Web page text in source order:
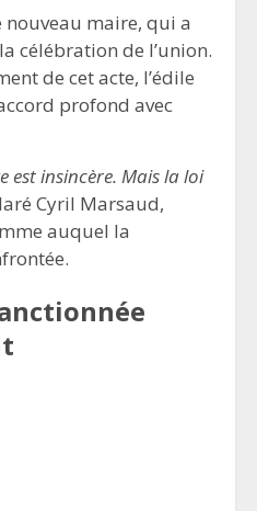
nouveau maire, qui a
célébration de l’union.
de cet acte, l’édile
profond avec
est insincère. Mais la loi
Cyril Marsaud,
auquel la